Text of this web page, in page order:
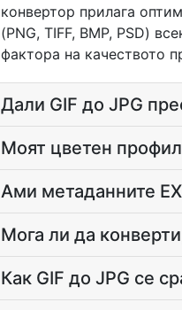
конвертор прилага
(PNG, TIFF, BMP, PSD)
фактора на качеството
Дали GIF до JPG
Моят цветен
Ами метаданните
Мога ли да
Как GIF до JPG се